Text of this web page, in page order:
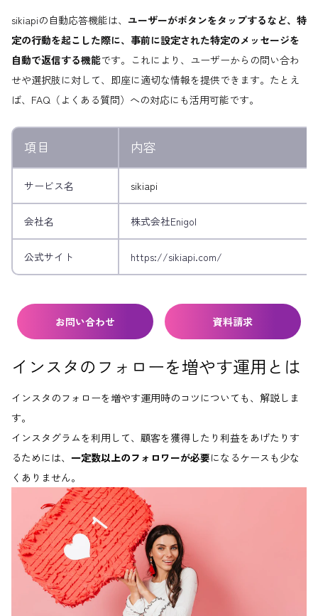
sikiapiの自動応答機能は、 ユーザーがボタンをタップするなど、特
定の行動を起こした際に、事前に設定された特定のメッセージを
自動で返信する機能です。これにより、ユーザーからの問い合わ
せや選択肢に対して、即座に適切な情報を提供できます。たとえ
ば、FAQ（よくある質問）への対応にも活用可能です。
項目 内容
サービス名 sikiapi
会社名 株式会社Enigol
公式サイト https://sikiapi.com/
お問い合わせ 資料請求
インスタのフォローを増やす運用とは
インスタのフォローを増やす運用時のコツについても、解説しま
す。
インスタグラムを利用して、顧客を獲得したり利益をあげたりす
るためには、 一定数以上のフォロワーが必要になるケースも少な
くありません。